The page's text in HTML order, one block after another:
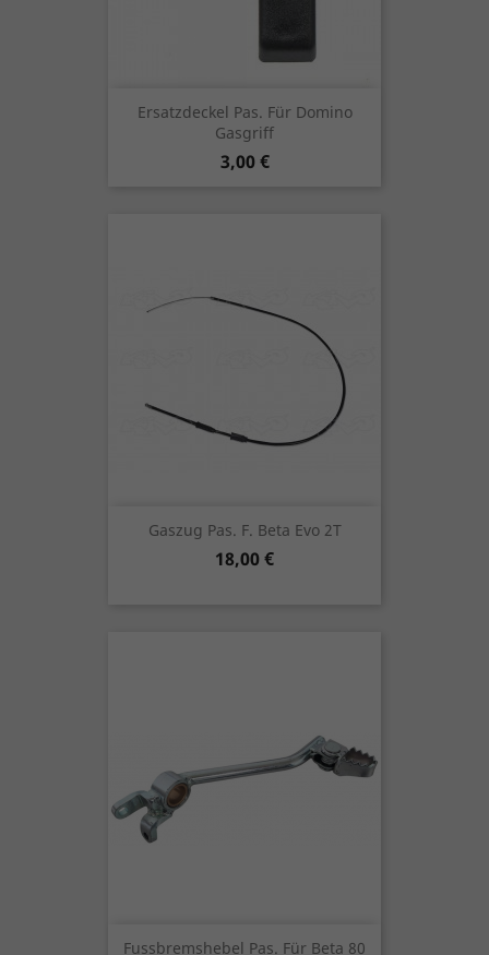
Ersatzdeckel Pas. Für Domino
Gasgriff
Preis
3,00 €
Gaszug Pas. F. Beta Evo 2T
Preis
18,00 €
Fussbremshebel Pas. Für Beta 80